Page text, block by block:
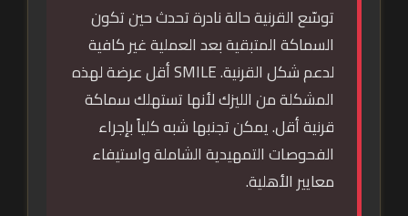
توسّع القرنية حالة نادرة تحدث حين تكون
السماكة المتبقية بعد العملية غير كافية
لدعم شكل القرنية. SMILE أقل عرضة لهذه
المشكلة من الليزك لأنها تستهلك سماكة
قرنية أقل. يمكن تجنبها شبه كلياً بإجراء
الفحوصات التمهيدية الشاملة واستيفاء
معايير الأهلية.